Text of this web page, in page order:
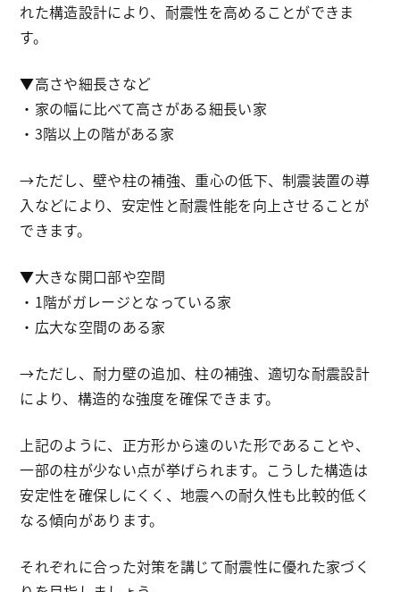
れた構造設計により、耐震性を高めることができま
す。
▼高さや細長さなど
・家の幅に比べて高さがある細長い家
・3階以上の階がある家
→ただし、壁や柱の補強、重心の低下、制震装置の導
入などにより、安定性と耐震性能を向上させることが
できます。
▼大きな開口部や空間
・1階がガレージとなっている家
・広大な空間のある家
→ただし、耐力壁の追加、柱の補強、適切な耐震設計
により、構造的な強度を確保できます。
上記のように、正方形から遠のいた形であることや、
一部の柱が少ない点が挙げられます。こうした構造は
安定性を確保しにくく、地震への耐久性も比較的低く
なる傾向があります。
それぞれに合った対策を講じて耐震性に優れた家づく